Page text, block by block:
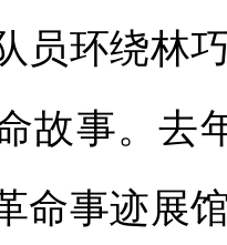
员环绕林
故事。去
命事迹展